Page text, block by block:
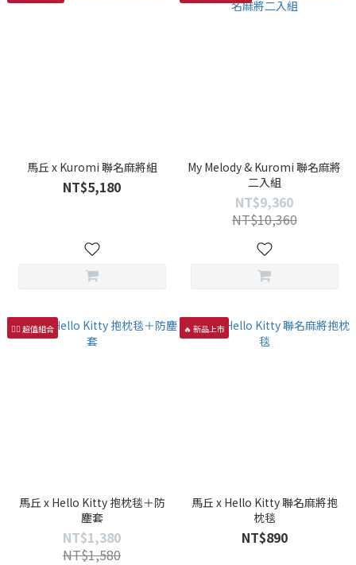
馬丘 x Kuromi 聯名麻將組
NT$5,180
My Melody & Kuromi 聯名麻將
二入組
NT$9,360
NT$10,360
👍🏻 超值組合
馬丘 x Hello Kitty 抱枕毯＋防
塵套
NT$1,380
NT$1,580
🔥 新品上市
馬丘 x Hello Kitty 聯名麻將抱
枕毯
NT$890